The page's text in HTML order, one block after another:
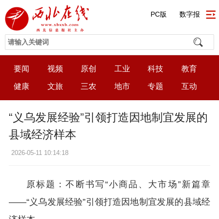
PC版 数字报
要闻 视频 原创 工业 科技 教育
健康 文旅 三农 地市 专题 互动
“义乌发展经验”引领打造因地制宜发展的
县域经济样本
2026-05-11 10:14:18
原标题：不断书写“小商品、大市场”新篇章
——“义乌发展经验”引领打造因地制宜发展的县域经